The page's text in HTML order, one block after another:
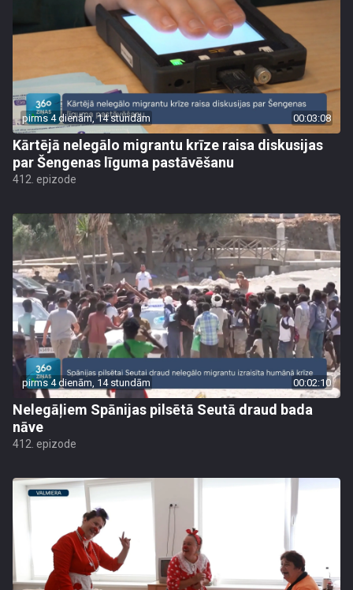
pirms 4 dienām, 14 stundām 00:03:08
Kārtējā nelegālo migrantu krīze raisa diskusijas
par Šengenas līguma pastāvēšanu
412. epizode
pirms 4 dienām, 14 stundām 00:02:10
Nelegāļiem Spānijas pilsētā Seutā draud bada
nāve
412. epizode